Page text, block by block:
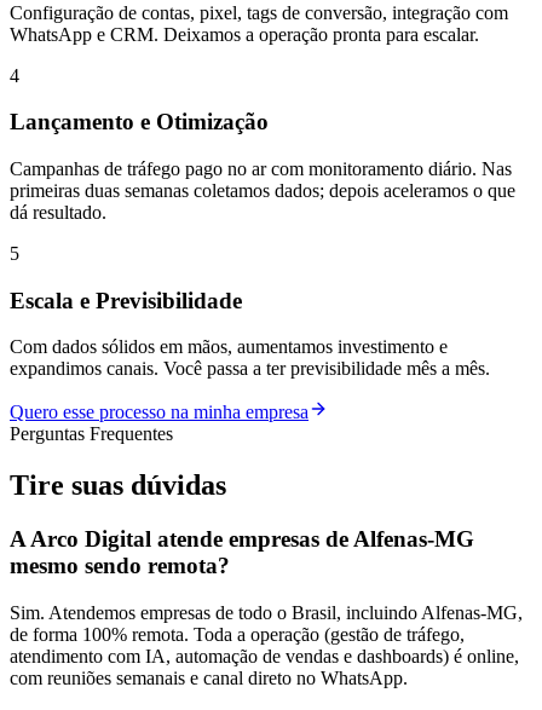
Configuração de contas, pixel, tags de conversão, integração com
WhatsApp e CRM. Deixamos a operação pronta para escalar.
4
Lançamento e Otimização
Campanhas de tráfego pago no ar com monitoramento diário. Nas
primeiras duas semanas coletamos dados; depois aceleramos o que
dá resultado.
5
Escala e Previsibilidade
Com dados sólidos em mãos, aumentamos investimento e
expandimos canais. Você passa a ter previsibilidade mês a mês.
Quero esse processo na minha empresa
Perguntas Frequentes
Tire suas dúvidas
A Arco Digital atende empresas de Alfenas-MG
mesmo sendo remota?
Sim. Atendemos empresas de todo o Brasil, incluindo Alfenas-MG,
de forma 100% remota. Toda a operação (gestão de tráfego,
atendimento com IA, automação de vendas e dashboards) é online,
com reuniões semanais e canal direto no WhatsApp.